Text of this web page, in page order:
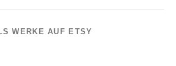
WERKE AUF ETSY